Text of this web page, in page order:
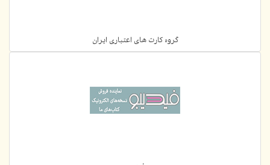
گروه کارت های اعتباری ایران